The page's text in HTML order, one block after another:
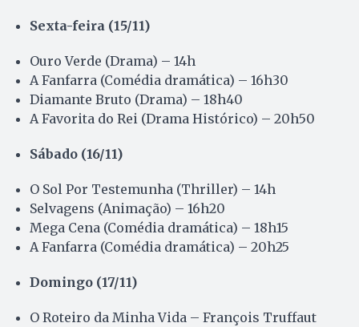
Sexta-feira (15/11)
Ouro Verde (Drama) – 14h
A Fanfarra (Comédia dramática) – 16h30
Diamante Bruto (Drama) – 18h40
A Favorita do Rei (Drama Histórico) – 20h50
Sábado (16/11)
O Sol Por Testemunha (Thriller) – 14h
Selvagens (Animação) – 16h20
Mega Cena (Comédia dramática) – 18h15
A Fanfarra (Comédia dramática) – 20h25
Domingo (17/11)
O Roteiro da Minha Vida – François Truffaut